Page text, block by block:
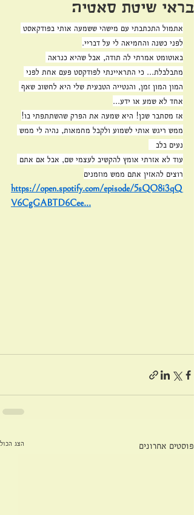
בראי שיטת סאטיה
אתמול התכתבתי עם מישהי ששמעה אותי בפודקאסט
לפני כשנה והחמיאה לי על דבריי.
באוטומט אמרתי לה תודה, אבל שהיא כנראה
מתבלבלת... כי התראיינתי לפודקסט פעם אחת לפני
המון המון זמן, והנטייה הטבעית שלי היא לחשוב שאף
אחד לא שמע או ידע...
אז מסתבר שכן! היא שמעה את הפרק שהשתתפתי בו!
ממש ריגש אותי לשמוע ולקבל מחמאות, נהיה לי ממש
נעים בלב
עוד לא אזרתי אומץ להקשיב לעצמי שם, אבל אם אתם
רוצים להאזין אתם ממש מוזמנים
https://open.spotify.com/episode/5sQO8i3qQ
V6CgGABTD6Cee...
פוסטים אחרונים הצג הכול